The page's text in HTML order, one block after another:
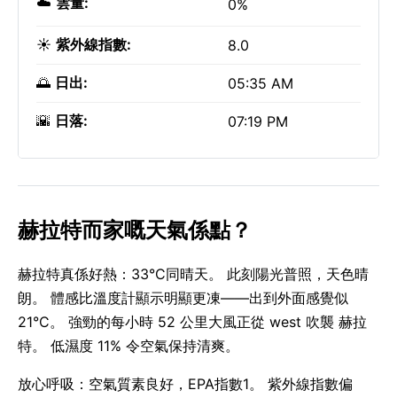
0%
☀️ 紫外線指數: 8.0
🌅 日出: 05:35 AM
🌇 日落: 07:19 PM
赫拉特而家嘅天氣係點？
赫拉特真係好熱：33°C同晴天。 此刻陽光普照，天色晴
朗。 體感比溫度計顯示明顯更凍——出到外面感覺似
21°C。 強勁的每小時 52 公里大風正從 west 吹襲 赫拉
特。 低濕度 11% 令空氣保持清爽。
放心呼吸：空氣質素良好，EPA指數1。 紫外線指數偏